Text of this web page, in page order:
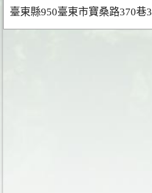
臺東縣950臺東市寶桑路370巷